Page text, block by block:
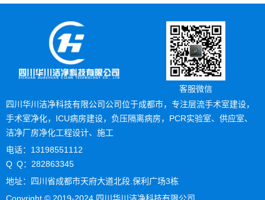
客服微信
四川华川洁净科技有限公司公司位于成都市，专注层流手术室建设，
手术室净化，ICU病房建设，负压隔离病房，PCR实验室、供应室、
洁净厂房净化工程设计、施工
电话：13198551112
Q Q：282863345
地址：四川省成都市天府大道北段.保利广场3栋